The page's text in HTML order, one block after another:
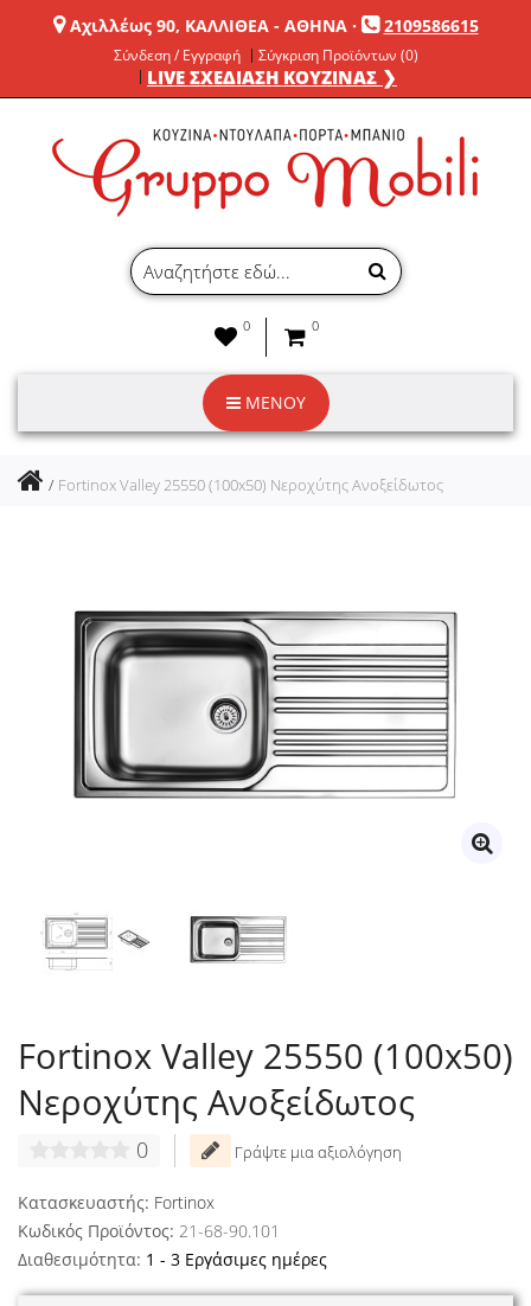
Αχιλλέως 90, ΚΑΛΛΙΘΕΑ - ΑΘΗΝΑ· 2109586615
Σύνδεση / Εγγραφή Σύγκριση Προϊόντων (0)
LIVE ΣΧΕΔΙΑΣΗ ΚΟΥΖΙΝΑΣ ❯
0 0
ΜΕΝΟΥ
Fortinox Valley 25550 (100x50) Νεροχύτης Ανοξείδωτος
Fortinox Valley 25550 (100x50)
Νεροχύτης Ανοξείδωτος
0 Γράψτε μια αξιολόγηση
Κατασκευαστής: Fortinox
Κωδικός Προϊόντος: 21-68-90.101
Διαθεσιμότητα: 1 - 3 Εργάσιμες ημέρες